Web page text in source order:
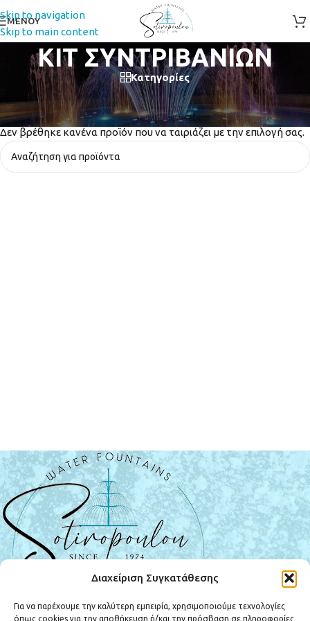
Διαχείριση Συγκατάθεσης
Για να παρέχουμε την καλύτερη εμπειρία, χρησιμοποιούμε τεχνολογίες
όπως cookies για την αποθήκευση ή/και την πρόσβαση σε πληροφορίες
Skip to navigation
Skip to main content
ΜΕΝΟΥ
ΚΙΤ ΣΥΝΤΡΙΒΑΝΙΩΝ
Κατηγορίες
Αρχική σελίδα / ΕΤΟΙΜΟ ΣΥΝΤΡΙΒΑΝΙ/ΚΙΤ ΣΥΝΤΡΙΒΑΝΙΩΝ
Δεν βρέθηκε κανένα προϊόν που να ταιριάζει με την επιλογή σας.